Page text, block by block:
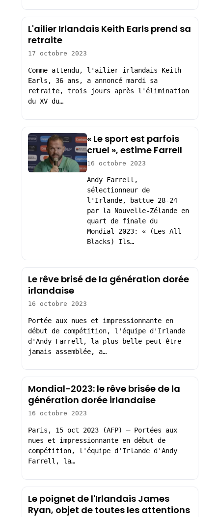
L'ailier Irlandais Keith Earls prend sa
retraite
17 octobre 2023
Comme attendu, l'ailier irlandais Keith
Earls, 36 ans, a annoncé mardi sa
retraite, trois jours après l'élimination
du XV du…
« Le sport est parfois
cruel », estime Farrell
16 octobre 2023
Andy Farrell,
sélectionneur de
l'Irlande, battue 28-24
par la Nouvelle-Zélande en
quart de finale du
Mondial-2023: « (Les All
Blacks) Ils…
Le rêve brisé de la génération dorée
irlandaise
16 octobre 2023
Portée aux nues et impressionnante en
début de compétition, l'équipe d'Irlande
d'Andy Farrell, la plus belle peut-être
jamais assemblée, a…
Mondial-2023: le rêve brisée de la
génération dorée irlandaise
16 octobre 2023
Paris, 15 oct 2023 (AFP) – Portées aux
nues et impressionnante en début de
compétition, l'équipe d'Irlande d'Andy
Farrell, la…
Le poignet de l'Irlandais James
Ryan, objet de toutes les attentions